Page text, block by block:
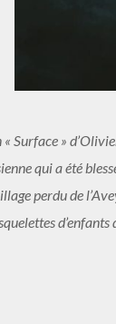
Surface »
qui a été
perdu de
squelettes